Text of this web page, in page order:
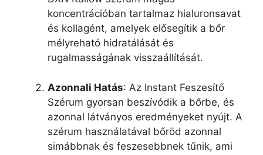
koncentrációban tartalmaz hialuronsavat
és kollagént, amelyek elősegítik a bőr
mélyreható hidratálását és
rugalmasságának visszaállítását.
Azonnali Hatás: Az Instant Feszesítő
Szérum gyorsan beszívódik a bőrbe, és
azonnal látványos eredményeket nyújt. A
szérum használatával bőröd azonnal
simábbnak és feszesebbnek tűnik, ami